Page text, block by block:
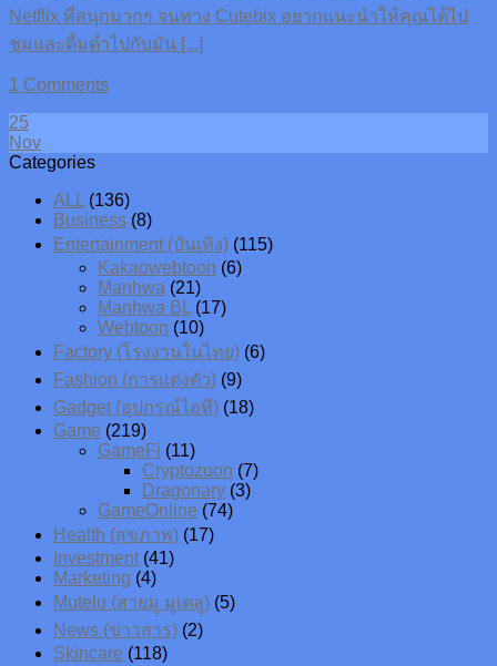
Netflix ที่สนุกมากๆ จนทาง Cutebix อยากแนะนำให้คุณได้ไป
ชมและดื่มด่ำไปกับมัน [...]
1 Comments
25
Nov
Categories
ALL (136)
Business (8)
Entertainment (บันเทิง) (115)
Kakaowebtoon (6)
Manhwa (21)
Manhwa BL (17)
Webtoon (10)
Factory (โรงงานในไทย) (6)
Fashion (การแต่งตัว) (9)
Gadget (อุปกรณ์ไอที) (18)
Game (219)
GameFi (11)
Cryptozoon (7)
Dragonary (3)
GameOnline (74)
Health (สุขภาพ) (17)
Investment(41)
Marketing (4)
Mutelu (สายมู มูเตลู) (5)
News (ข่าวสาร) (2)
Skincare (118)